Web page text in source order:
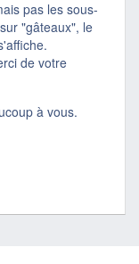
pas les sous-
"gâteaux", le
de votre
à vous.